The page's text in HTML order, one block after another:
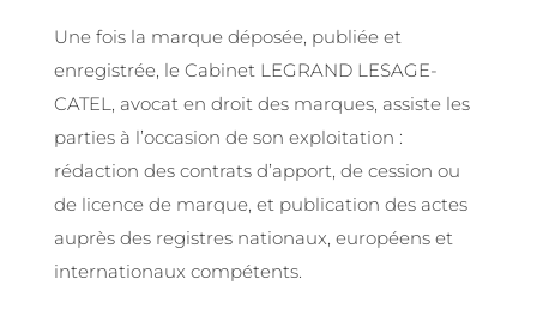
Une fois la marque déposée, publiée et
enregistrée, le Cabinet LEGRAND LESAGE-
CATEL, avocat en droit des marques, assiste les
parties à l’occasion de son exploitation :
rédaction des contrats d’apport, de cession ou
de licence de marque, et publication des actes
auprès des registres nationaux, européens et
internationaux compétents.